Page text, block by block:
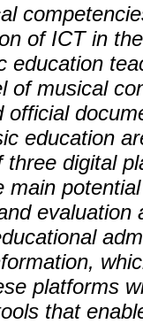
of ICT in
education
of musical
official
education
three digital
main
platforms
that